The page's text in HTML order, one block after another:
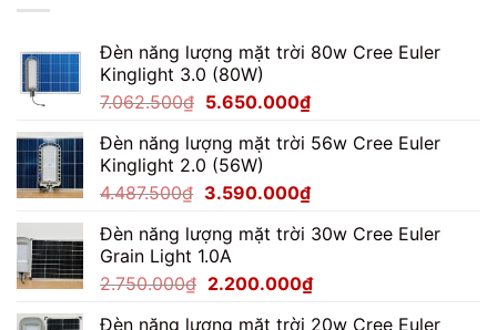
Thực
Tế
&
Lợi
100W:
Bí
Từ
Gia
LED
Thành
Đạt
Đèn năng lượng mặt trời 80w Cree Euler
Kinglight 3.0 (80W)
7.062.500₫ Giá
là:
7.062.500₫.
5.650.000₫Giá
tại
5.650.000₫.
Đèn năng lượng mặt trời 56w Cree Euler
Kinglight 2.0 (56W)
4.487.500₫ Giá
là:
4.487.500₫.
3.590.000₫Giá
tại
3.590.000₫.
Đèn năng lượng mặt trời 30w Cree Euler
Grain Light 1.0A
2.750.000₫ Giá
2.200.000₫Giá
Đèn năng lượng mặt trời 20w Cree Euler